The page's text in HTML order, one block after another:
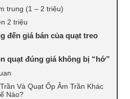
trung (1 – 2 triệu)
2 triệu
đến giá bán của quạt treo
quạt đúng giá không bị “hớ”
Và Quạt Ốp Âm Trần Khác
Nào?